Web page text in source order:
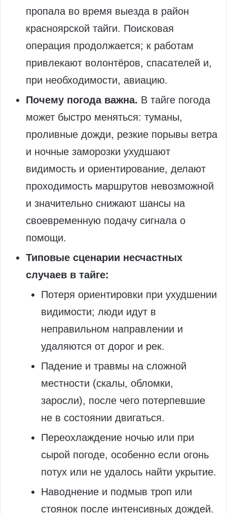
пропала во время выезда в район
красноярской тайги. Поисковая
операция продолжается; к работам
привлекают волонтёров, спасателей и,
при необходимости, авиацию.
Почему погода важна. В тайге погода
может быстро меняться: туманы,
проливные дожди, резкие порывы ветра
и ночные заморозки ухудшают
видимость и ориентирование, делают
проходимость маршрутов невозможной
и значительно снижают шансы на
своевременную подачу сигнала о
помощи.
Типовые сценарии несчастных
случаев в тайге:
Потеря ориентировки при ухудшении
видимости; люди идут в
неправильном направлении и
удаляются от дорог и рек.
Падение и травмы на сложной
местности (скалы, обломки,
заросли), после чего потерпевшие
не в состоянии двигаться.
Переохлаждение ночью или при
сырой погоде, особенно если огонь
потух или не удалось найти укрытие.
Наводнение и подмыв троп или
стоянок после интенсивных дождей.